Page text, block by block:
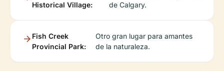
Historical Village:
de Calgary.
Fish Creek
Provincial Park:
Otro gran lugar para amantes
de la naturaleza.